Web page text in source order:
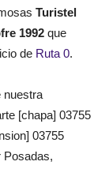
Turistel
1992 que
de Ruta 0.
nuestra
[chapa] 03755
03755
Posadas,